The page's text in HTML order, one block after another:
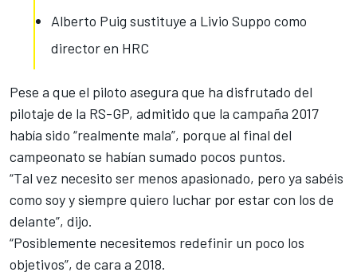
Alberto Puig sustituye a Livio Suppo como
director en HRC
Pese a que el piloto asegura que ha disfrutado del
pilotaje de la RS-GP, admitido que la campaña 2017
había sido “realmente mala”, porque al final del
campeonato se habían sumado pocos puntos.
“Tal vez necesito ser menos apasionado, pero ya sabéis
como soyy siempre quiero luchar por estar con los de
delante”, dijo.
“Posiblemente necesitemos redefinir un poco los
objetivos”, de cara a 2018.